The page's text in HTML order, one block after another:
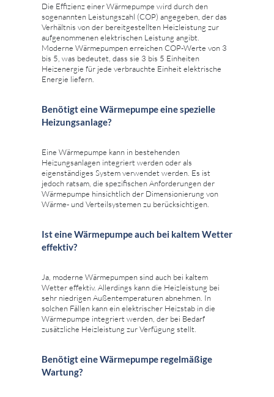
Die Effizienz einer Wärmepumpe wird durch den
sogenannten Leistungszahl (COP) angegeben, der das
Verhältnis von der bereitgestellten Heizleistung zur
aufgenommenen elektrischen Leistung angibt.
Moderne Wärmepumpen erreichen COP-Werte von 3
bis 5, was bedeutet, dass sie 3 bis 5 Einheiten
Heizenergie für jede verbrauchte Einheit elektrische
Energie liefern.
Benötigt eine Wärmepumpe eine spezielle
Heizungsanlage?
Eine Wärmepumpe kann in bestehenden
Heizungsanlagen integriert werden oder als
eigenständiges System verwendet werden. Es ist
jedoch ratsam, die spezifischen Anforderungen der
Wärmepumpe hinsichtlich der Dimensionierung von
Wärme- und Verteilsystemen zu berücksichtigen.
Ist eine Wärmepumpe auch bei kaltem Wetter
effektiv?
Ja, moderne Wärmepumpen sind auch bei kaltem
Wetter effektiv. Allerdings kann die Heizleistung bei
sehr niedrigen Außentemperaturen abnehmen. In
solchen Fällen kann ein elektrischer Heizstab in die
Wärmepumpe integriert werden, der bei Bedarf
zusätzliche Heizleistung zur Verfügung stellt.
Benötigt eine Wärmepumpe regelmäßige
Wartung?